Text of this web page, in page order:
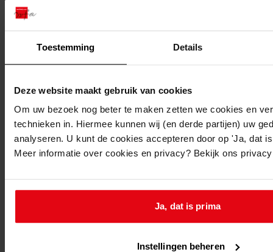
Toestemming Details
Deze website maakt gebruik van cookies
Om uw bezoek nog beter te maken zetten we cookies en
technieken in. Hiermee kunnen wij (en derde partijen) uw
analyseren. U kunt de cookies accepteren door op 'Ja, dat
Meer informatie over cookies en privacy? Bekijk ons
Ja, dat is prima
Instellingen beheren
Doorsturen per email